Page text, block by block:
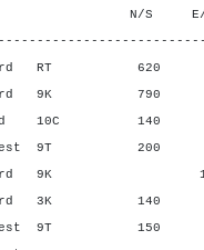
S E/O
RT 620
9K 790
10C 140
9T 200
9K 100
3K 140
9T 150